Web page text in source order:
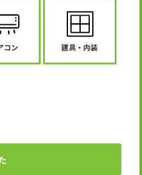
コン 建具・内装